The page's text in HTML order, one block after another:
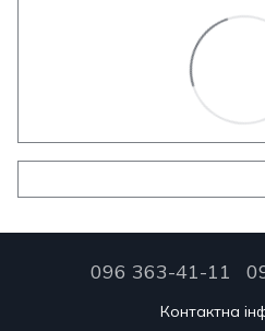
096 363-41-11
Контактна